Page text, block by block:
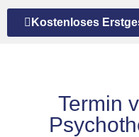
Kostenloses
Termin